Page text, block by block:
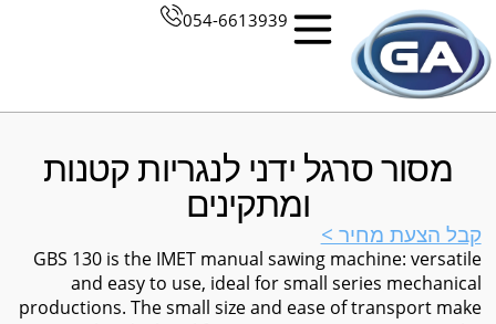
054-6613939
מסור סרגל ידני לנגריות קטנות
ומתקינים
קבל הצעת מחיר >
GBS 130 is the IMET manual sawing machine: versatile
and easy to use, ideal for small series mechanical
productions. The small size and ease of transport make